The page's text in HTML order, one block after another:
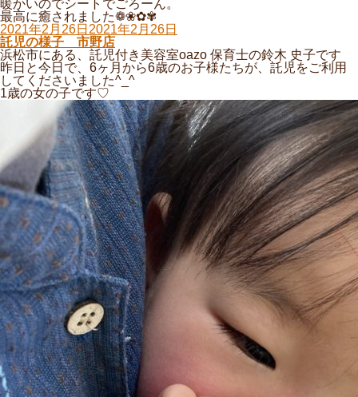
暖かいのでシートでごろーん。
最高に癒されました❁❀✿✾
投
稿
日:
2021年2月26日 2021年2月26日
託児の様子 市野店
浜松市にある、託児付き美容室oazo 保育士の鈴木 史子です
昨日と今日で、6ヶ月から6歳のお子様たちが、託児をご利用
してくださいました^_^
1歳の女の子です♡